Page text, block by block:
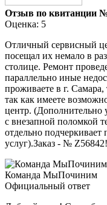
Отзыв по квитанции
Оценка: 5
Отличный сервисный
посещал их немало в
столице. Ремонт
параллельно иные
проживаете в г. Самара,
так как имеете
центр. (Дополнительно
с внезапной поломкой
отдельно подчеркивает
услуг).Заказ - № Z56842!
Команда МыПочиним
Официальный ответ